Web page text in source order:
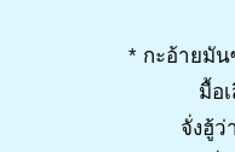
* กะอ้ายมั
มื้อ
จั่งฮู้ว่